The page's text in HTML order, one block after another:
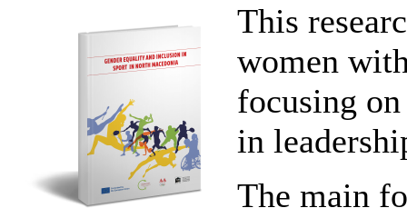
This
women
focusing
in
The main